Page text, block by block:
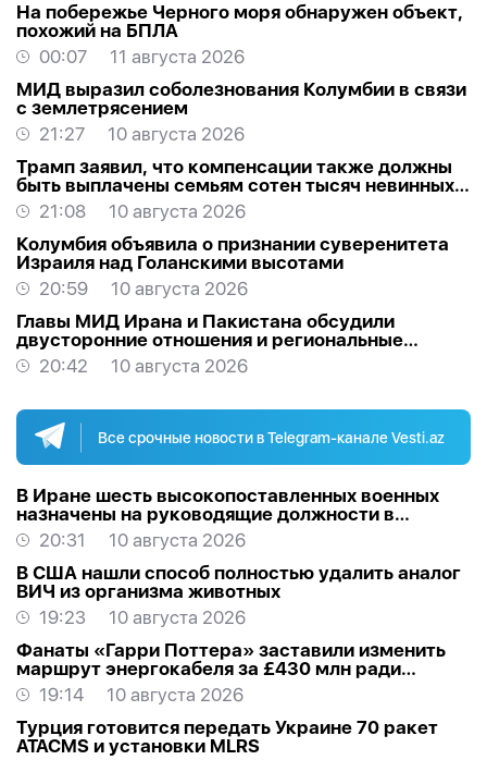
На побережье Черного моря обнаружен объект,
похожий на БПЛА
00:07
11 августа 2026
МИД выразил соболезнования Колумбии в связи
с землетрясением
21:27
10 августа 2026
Трамп заявил, что компенсации также должны
быть выплачены семьям сотен тысяч невинных
протестующих, убитых Ираном за последние 50
лет21:08
10 августа 2026
Колумбия объявила о признании суверенитета
Израиля над Голанскими высотами
20:59
10 августа 2026
Главы МИД Ирана и Пакистана обсудили
двусторонние отношения и региональные
процессы
20:42 10 августа 2026
Все срочные новости в Telegram-канале Vesti.az
В Иране шесть высокопоставленных военных
назначены на руководящие должности в
Вооруженных силах
20:31
10 августа 2026
В США нашли способ полностью удалить аналог
ВИЧ из организма животных
19:23
10 августа 2026
Фанаты «Гарри Поттера» заставили изменить
маршрут энергокабеля за £430 млн ради
«могилы» Добби
19:14
10 августа 2026
Турция готовится передать Украине 70 ракет
ATACMS и установки MLRS